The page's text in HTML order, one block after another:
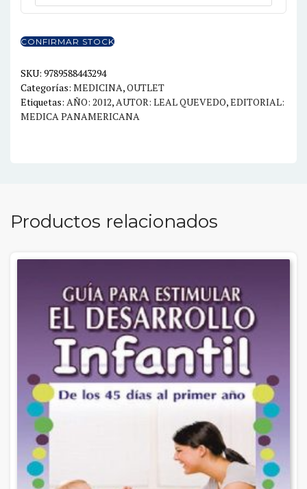
era:
es:
RUEDA
PEDIATRA
7ED
cantidad
CONFIRMAR STOCK
SKU: 9789588443294
Categorías: MEDICINA,OUTLET
Etiquetas: AÑO: 2012, AUTOR: LEAL QUEVEDO,EDITORIAL:
MEDICA PANAMERICANA
Productos relacionados